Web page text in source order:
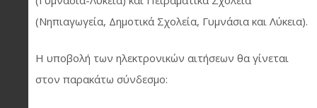
(Νηπιαγωγεία, Δημοτικά Σχολεία, Γυμνάσια και Λύκεια).
Η υποβολή των ηλεκτρονικών αιτήσεων θα γίνεται
στον παρακάτω σύνδεσμο: